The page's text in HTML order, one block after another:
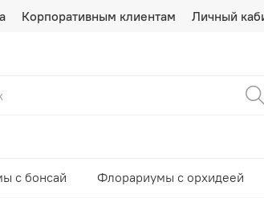
Корпоративным клиентам Личный
с бонсай Флорариумы с орхидеей